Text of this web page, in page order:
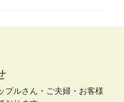
プルさん・ご夫婦・お客様